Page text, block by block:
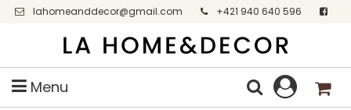
lahomeanddecor@gmail.com
+421 940 640 596
Facebook
Menu